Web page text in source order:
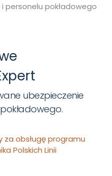
personelu pokładowego
ubezpieczenie
za obsługę programu
Polskich Linii